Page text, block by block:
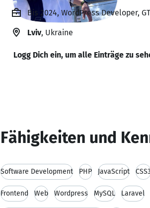
Bis 2024, WordPress Developer,
Lviv, Ukraine
Logg Dich ein, um alle Einträge zu
Fähigkeiten und
Software Development PHP JavaScript
Frontend Web Wordpress MySQL Laravel